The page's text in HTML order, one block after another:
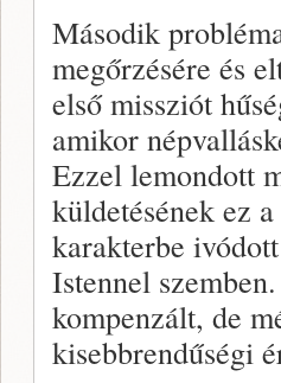
Második
megőrzésére és
első missziót
amikor
Ezzel lemondott
küldetésének ez
karakterbe
Istennel
kompenzált, de
kisebbrendűségi